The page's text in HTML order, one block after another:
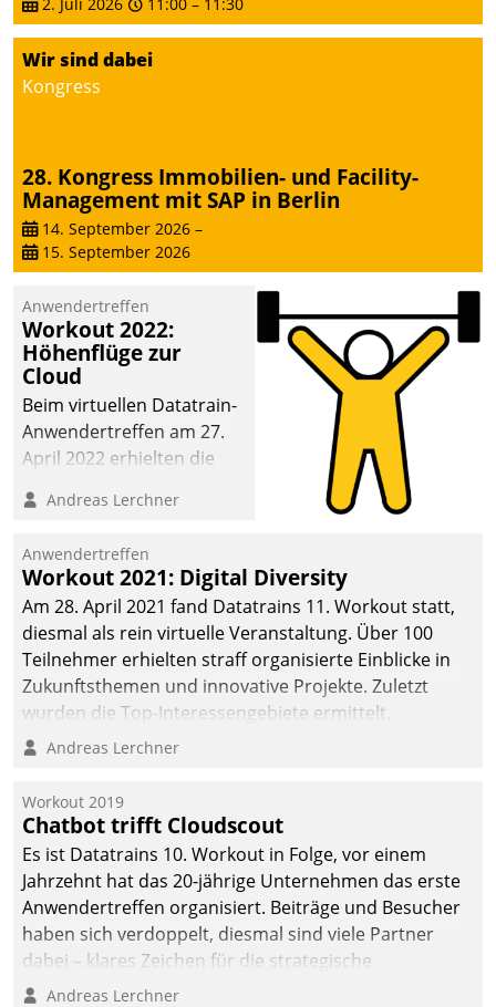
Wir sind dabei
Kongress
28. Kongress Immobilien- und Facility-
Management mit SAP in Berlin
14. September 2026 –
15. September 2026
Anwendertreffen
Workout 2022:
Höhenflüge zur
Cloud
Beim virtuellen Datatrain-
Anwendertreffen am 27.
April 2022 erhielten die
Teilnehmer kurzweilige
Cloud-Strategien und -
Lösungen mit hohem
Zukunftspotenzial.
Andreas Lerchner
Anwendertreffen
Workout 2021: Digital Diversity
Am 28. April 2021 fand Datatrains 11. Workout statt,
diesmal als rein virtuelle Veranstaltung. Über 100
Teilnehmer erhielten straff organisierte Einblicke in
Zukunftsthemen und innovative Projekte. Zuletzt
wurden die Top-Interessengebiete ermittelt.
Andreas Lerchner
Workout 2019
Chatbot trifft Cloudscout
Es ist Datatrains 10. Workout in Folge, vor einem
Jahrzehnt hat das 20-jährige Unternehmen das erste
Anwendertreffen organisiert. Beiträge und Besucher
haben sich verdoppelt, diesmal sind viele Partner
dabei – klares Zeichen für die strategische
Fokussierung auf den Kunden.
Andreas Lerchner